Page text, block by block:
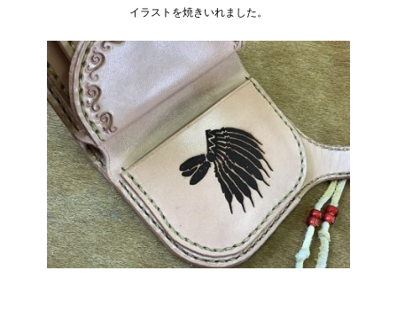
イラストを焼きいれました。